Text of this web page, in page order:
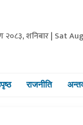
२०८३, शनिबार | Sat
राजनीति